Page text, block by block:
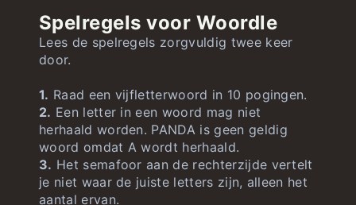
Spelgetallen onbeperkt
Spel Amerikaanse vlaggen onbeperkt
Spelregels voor Woordle
Lees de spelregels zorgvuldig twee keer
door.
1. Raad een vijfletterwoord in 10 pogingen.
2. Een letter in een woord mag niet
herhaald worden. PANDA is geen geldig
woord omdat A wordt herhaald.
3. Het semafoor aan de rechterzijde vertelt
je niet waar de juiste letters zijn, alleen het
aantal ervan.